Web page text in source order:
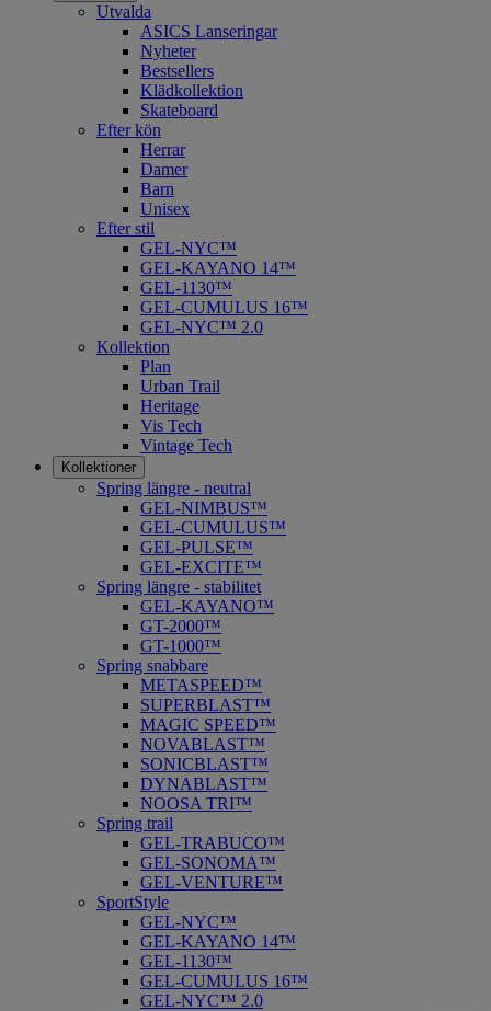
Utvalda
ASICS Lanseringar
Nyheter
Bestsellers
Klädkollektion
Skateboard
Efter kön
Herrar
Damer
Barn
Unisex
Efter stil
GEL-NYC™
GEL-KAYANO 14™
GEL-1130™
GEL-CUMULUS 16™
GEL-NYC™ 2.0
Kollektion
Plan
Urban Trail
Heritage
Vis Tech
Vintage Tech
Kollektioner
Spring längre - neutral
​GEL-NIMBUS™
GEL-CUMULUS™
GEL-PULSE™
GEL-EXCITE™
Spring längre - stabilitet
GEL-KAYANO™
GT-2000™
GT-1000™
Spring snabbare
METASPEED™
SUPERBLAST™
MAGIC SPEED™
NOVABLAST™
SONICBLAST™
DYNABLAST™
NOOSA TRI™
Spring trail
GEL-TRABUCO™
GEL-SONOMA™
GEL-VENTURE™
SportStyle
GEL-NYC™
GEL-KAYANO 14™
GEL-1130™
GEL-CUMULUS 16™
GEL-NYC™ 2.0